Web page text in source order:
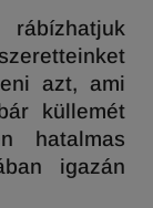
azt, ami
küllemét
hatalmas
igazán